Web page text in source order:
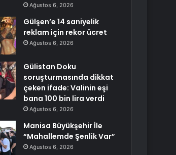
Ağustos 6, 2026
Gülşen’e 14 saniyelik
reklam için rekor ücret
Ağustos 6, 2026
Gülistan Doku
soruşturmasında dikkat
çeken ifade: Valinin eşi
bana 100 bin lira verdi
Ağustos 6, 2026
Manisa Büyükşehir İle
“Mahallemde Şenlik Var”
Ağustos 6, 2026